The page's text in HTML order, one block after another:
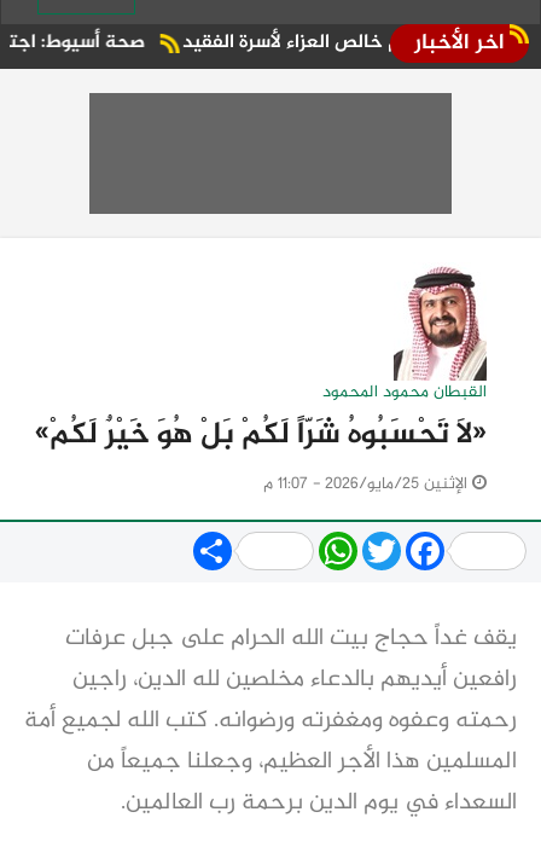
اخر الأخبار صحة أسيوط: اجتماع موسع خالص العزاء لأسرة الفقيد
القبطان محمود المحمود
«لاَ تَحْسَبُوهُ شَرّاً لَكُمْ بَلْ هُوَ خَيْرٌ لَكُمْ»
الإثنين 25/مايو/2026 - 11:07 م
Share WhatsApp
TwitterFacebook
يقف غداً حجاج بيت الله الحرام على جبل عرفات
رافعين أيديهم بالدعاء مخلصين لله الدين، راجين
رحمته وعفوه ومغفرته ورضوانه. كتب الله لجميع أمة
المسلمين هذا الأجر العظيم، وجعلنا جميعاً من
السعداء في يوم الدين برحمة رب العالمين.